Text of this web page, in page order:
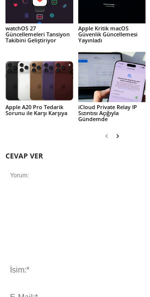
watchOS 27
Güncellemeleri Tansiyon
Takibini Geliştiriyor
Apple Kritik macOS
Güvenlik Güncellemesi
Yayınladı
Apple A20 Pro Tedarik
Sorunu ile Karşı Karşıya
iCloud Private Relay IP
Sızıntısı Açığıyla
Gündemde
CEVAP VER